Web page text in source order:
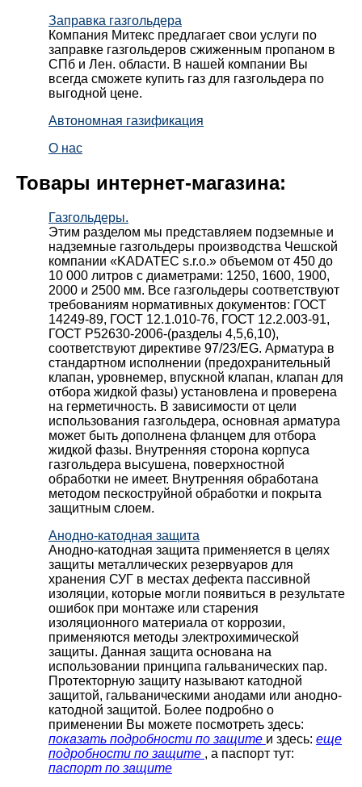
Заправка газгольдера
Компания Митекс предлагает свои услуги по
заправке газгольдеров сжиженным пропаном в
СПб и Лен. области. В нашей компании Вы
всегда сможете купить газ для газгольдера по
выгодной цене.
Автономная газификация
О нас
Товары интернет-магазина:
Газгольдеры.
Этим разделом мы представляем подземные и
надземные газгольдеры производства Чешской
компании «KADATEC s.r.o.» объемом от 450 до
10 000 литров с диаметрами: 1250, 1600, 1900,
2000 и 2500 мм. Все газгольдеры соответствуют
требованиям нормативных документов: ГОСТ
14249-89, ГОСТ 12.1.010-76, ГОСТ 12.2.003-91,
ГОСТ Р52630-2006-(разделы 4,5,6,10),
соответствуют директиве 97/23/EG. Арматура в
стандартном исполнении (предохранительный
клапан, уровнемер, впускной клапан, клапан для
отбора жидкой фазы) установлена и проверена
на герметичность. В зависимости от цели
использования газгольдера, основная арматура
может быть дополнена фланцем для отбора
жидкой фазы. Внутренняя сторона корпуса
газгольдера высушена, поверхностной
обработки не имеет. Внутренняя обработана
методом пескоструйной обработки и покрыта
защитным слоем.
Анодно-катодная защита
Анодно-катодная защита применяется в целях
защиты металлических резервуаров для
хранения СУГ в местах дефекта пассивной
изоляции, которые могли появиться в результате
ошибок при монтаже или старения
изоляционного материала от коррозии,
применяются методы электрохимической
защиты. Данная защита основана на
использовании принципа гальванических пар.
Протекторную защиту называют катодной
защитой, гальваническими анодами или анодно-
катодной защитой. Более подробно о
применении Вы можете посмотреть здесь:
показать подробности по защите и здесь: еще
подробности по защите , а паспорт тут:
паспорт по защите